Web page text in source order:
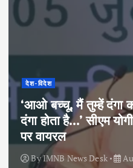
देश-विदेश
‘आओ बच्चू, मैं तुम्हें दंगा
दंगा होता है…’ सीएम
पर वायरल
ByIMNB News Desk